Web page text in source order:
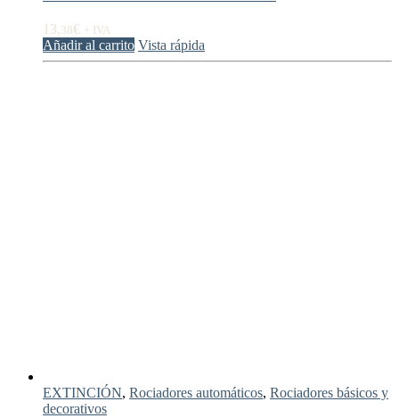
13,38€ + IVA
Añadir al carrito Vista rápida
EXTINCIÓN, Rociadores automáticos, Rociadores básicos y
decorativos